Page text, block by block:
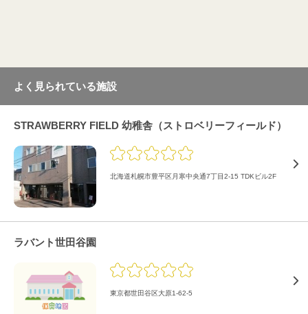
よく見られている施設
STRAWBERRY FIELD 幼稚舎（ストロベリーフィールド）
北海道札幌市豊平区月寒中央通7丁目2-15 TDKビル2F
ラバント世田谷園
東京都世田谷区大原1-62-5